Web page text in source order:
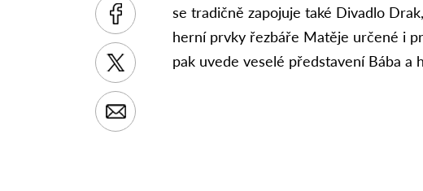
se tradičně zapojuje také Divadlo
herní prvky řezbáře Matěje určené i
pak uvede veselé představení Bába a